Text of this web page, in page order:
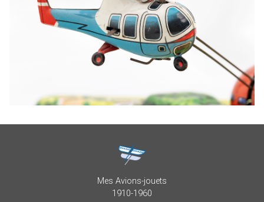
Mes Avions-jouets
1910-1960